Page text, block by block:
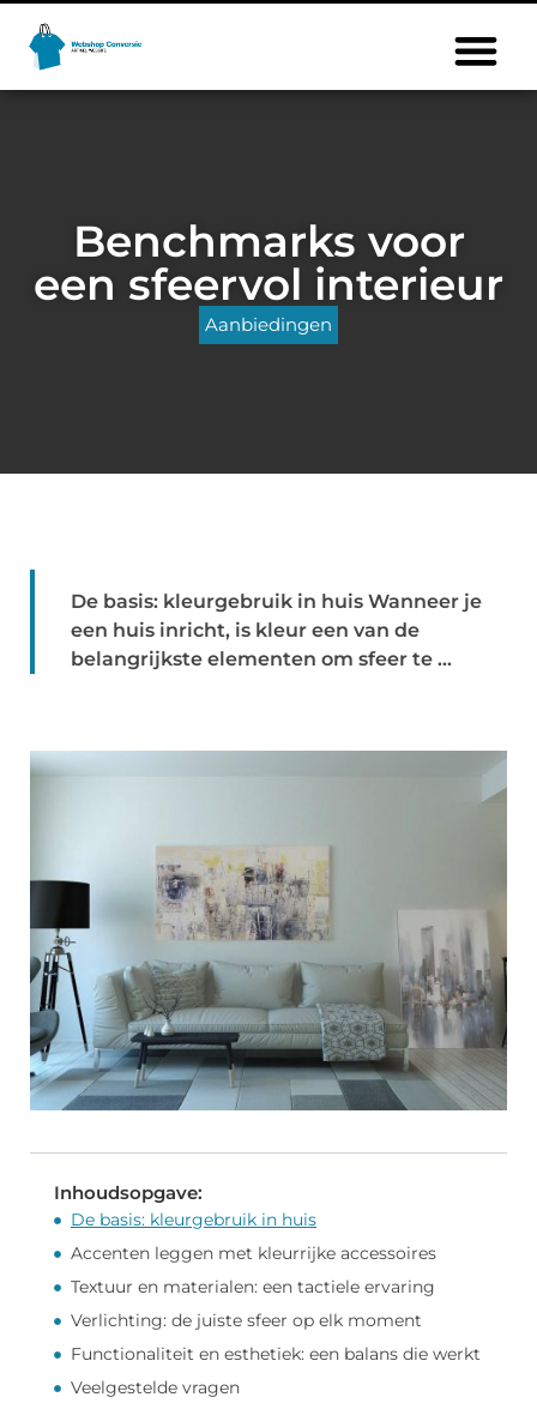
Benchmarks voor
een sfeervol interieur
Aanbiedingen
De basis: kleurgebruik in huis Wanneer je
een huis inricht, is kleur een van de
belangrijkste elementen om sfeer te ...
Inhoudsopgave:
De basis: kleurgebruik in huis
Accenten leggen met kleurrijke accessoires
Textuur en materialen: een tactiele ervaring
Verlichting: de juiste sfeer op elk moment
Functionaliteit en esthetiek: een balans die werkt
Veelgestelde vragen